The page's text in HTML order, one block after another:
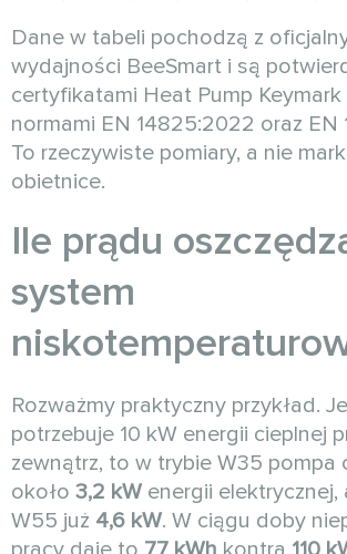
Dane w tabeli pochodzą z
wydajności BeeSmart i są
certyfikatami Heat Pump
normami EN 14825:2022 oraz EN
To rzeczywiste pomiary, a nie
obietnice.
Ile prądu
system
Rozważmy praktyczny przykład.
potrzebuje 10 kW energii cieplnej
zewnątrz, to w trybie W35 pompa
około 3,2 kW energii elektrycznej,
W55 już 4,6 kW. W ciągu doby